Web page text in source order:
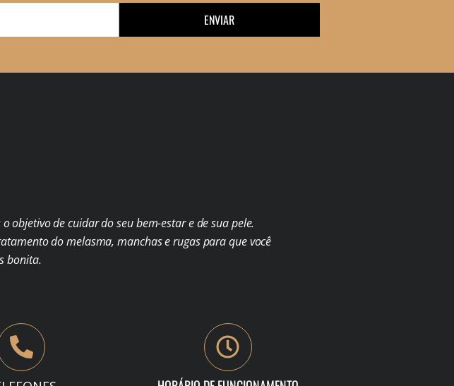
ENVIAR
objetivo de cuidar do seu bem-estar e de sua pele.
do melasma, manchas e rugas para que você
bonita.